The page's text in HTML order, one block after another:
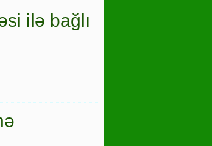
ilə bağlı